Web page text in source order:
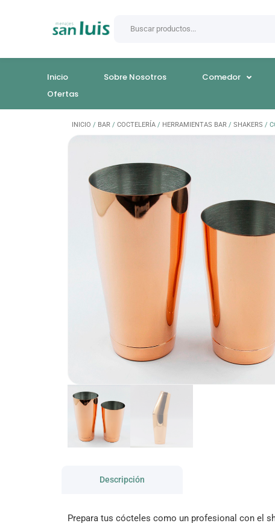
Inicio Sobre Nosotros Comedor
Ofertas
INICIO / BAR / COCTELERÍA / HERRAMIENTAS BAR / SHAKERS /
Descripción
Prepara tus cócteles como un profesional con el